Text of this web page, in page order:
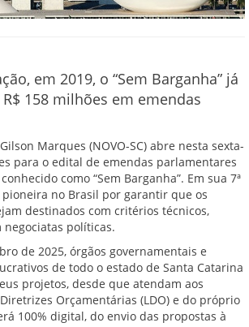
em 2019, o “Sem Barganha” já
158 milhões em emendas
Marques (NOVO-SC) abre nesta sexta-
para o edital de emendas parlamentares
como “Sem Barganha”. Em sua 7ª
no Brasil por garantir que os
destinados com critérios técnicos,
políticas.
de 2025, órgãos governamentais e
de todo o estado de Santa Catarina
projetos, desde que atendam aos
Orçamentárias (LDO) e do próprio
100% digital, do envio das propostas à